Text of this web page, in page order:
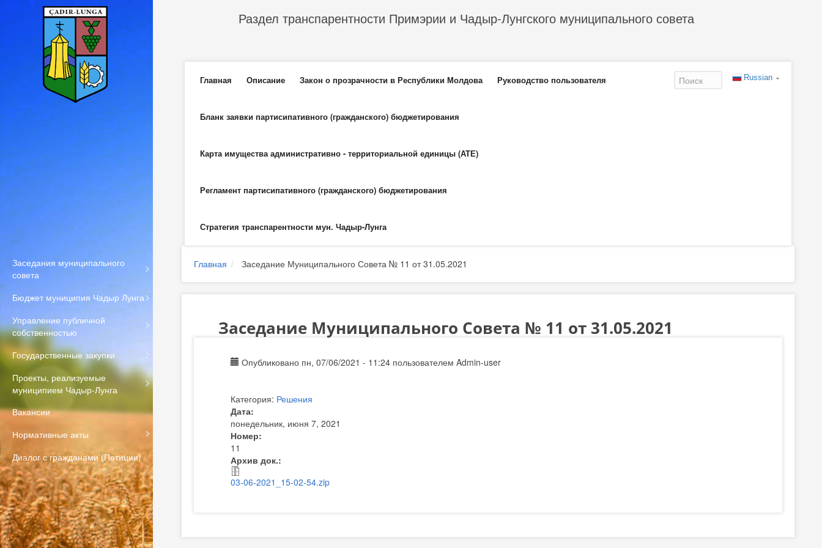
Перейти к основному содержанию
Раздел транспарентности Примэрии и Чадыр-Лунгского муниципального совета
Главное меню
Главная Описание Закон о прозрачности в Республики Молдова Руководство пользователя
Бланк заявки партисипативного (гражданского) бюджетирования
Карта имущества административно - территориальной единицы (АТЕ)
Регламент партисипативного (гражданского) бюджетирования
Стратегия транспарентности мун. Чадыр-Лунга
Russian
Заседания муниципального
совета
Бюджет муниципия Чадыр Лунга
Управление публичной
собственностью
Государственные закупки
Проекты, реализуемые
муниципием Чадыр-Лунга
Вакансии
Нормативные акты
Диалог с гражданами (Петиции)
Главная Заседание Муниципального Совета № 11 от 31.05.2021
Заседание Муниципального Совета № 11 от 31.05.2021
Опубликовано пн, 07/06/2021 - 11:24 пользователемAdmin-user
Категория: Решения
Дата:
понедельник, июня 7, 2021
Номер:
11
Архив док.:
03-06-2021_15-02-54.zip